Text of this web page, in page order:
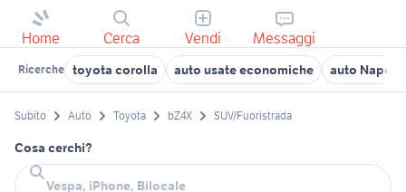
Home Cerca Vendi Messaggi
Ricerche toyota corolla auto usate economiche auto Napoli
Subito Auto Toyota bZ4X SUV/Fuoristrada
Cosa cerchi?